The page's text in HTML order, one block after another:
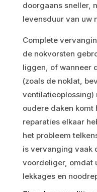
doorgaans sneller,
levensduur van uw
Complete
de nokvorsten
liggen, of wanneer
(zoals de noklat,
ventilatieoplossing)
oudere daken
reparaties elkaar
het probleem
is vervanging vaak
voordeliger, omdat
lekkages en